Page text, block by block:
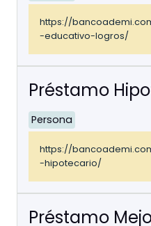
https://
-educativo-logros/
Préstamo
Persona
https://
-hipotecario/
Préstamo